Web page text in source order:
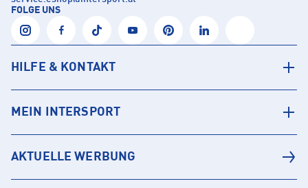
FOLGE UNS
HILFE & KONTAKT
MEIN INTERSPORT
AKTUELLE WERBUNG